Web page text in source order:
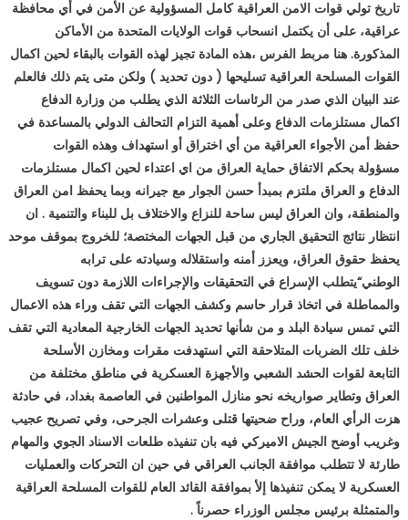
تاريخ تولي قوات الامن العراقية كامل المسؤولية عن الأمن في أي محافظة
عراقية، على أن يكتمل انسحاب قوات الولايات المتحدة من الأماكن
المذكورة. هنا مربط الفرس ،هذه المادة تجيز لهذه القوات بالبقاء لحين اكمال
القوات المسلحة العراقية تسليحها ( دون تحديد ) ولكن متى يتم ذلك فالعلم
عند البيان الذي صدر من الرئاسات الثلاثة الذي يطلب من وزارة الدفاع
اكمال مستلزمات الدفاع وعلى أهمية التزام التحالف الدولي بالمساعدة في
حفظ أمن الأجواء العراقية من أي اختراق أو استهداف وهذه القوات
مسؤولة بحكم الاتفاق حماية العراق من اي اعتداء لحين اكمال مستلزمات
الدفاع و العراق ملتزم بمبدأ حسن الجوار مع جيرانه وبما يحفظ امن العراق
والمنطقة، وان العراق ليس ساحة للنزاع والاختلاف بل للبناء والتنمية . ان
انتظار نتائج التحقيق الجاري من قبل الجهات المختصة؛ للخروج بموقف موحد
يحفظ حقوق العراق، ويعزز أمنه واستقلاله وسيادته على ترابه
الوطني“يتطلب الإسراع في التحقيقات والإجراءات اللازمة دون تسويف
والمماطلة في اتخاذ قرار حاسم وكشف الجهات التي تقف وراء هذه الاعمال
التي تمس سيادة البلد و من شأنها تحديد الجهات الخارجية المعادية التي تقف
خلف تلك الضربات المتلاحقة التي استهدفت مقرات ومخازن الأسلحة
التابعة لقوات الحشد الشعبي والأجهزة العسكرية في مناطق مختلفة من
العراق وتطاير صواريخه نحو منازل المواطنين في العاصمة بغداد، في حادثة
هزت الرأي العام، وراح ضحيتها قتلى وعشرات الجرحى، وفي تصريح عجيب
وغريب أوضح الجيش الاميركي فيه بان تنفيذه طلعات الاسناد الجوي والمهام
طارئة لا تتطلب موافقة الجانب العراقي في حين ان التحركات والعمليات
العسكرية لا يمكن تنفيذها إلأ بموافقة القائد العام للقوات المسلحة العراقية
والمتمثلة برئيس مجلس الوزراء حصرناً .